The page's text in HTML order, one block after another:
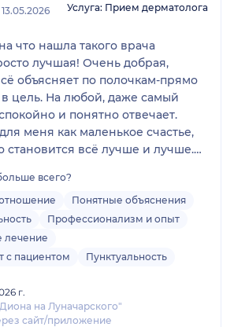
13.05.2026 Услуга: Прием дерматолога
что нашла такого врача
лучшая! Очень добрая,
объясняет по полочкам-прямо
в цель. На любой, даже самый
и понятно отвечает.
меня как маленькое счастье,
становится всё лучше и лучше.
огнём не найти. Бесконечно
сердцем рекомендую!
всего?
Понятные объяснения
Профессионализм и опыт
лечение
с пациентом
Пунктуальность
г.
на Луначарского"
сайт/приложение